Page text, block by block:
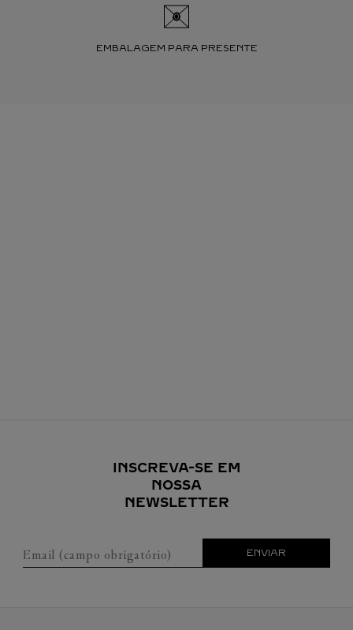
EMBALAGEM PARA PRESENTE
INSCREVA-SE EM
NOSSA
NEWSLETTER
Email (campo obrigatório) ENVIAR